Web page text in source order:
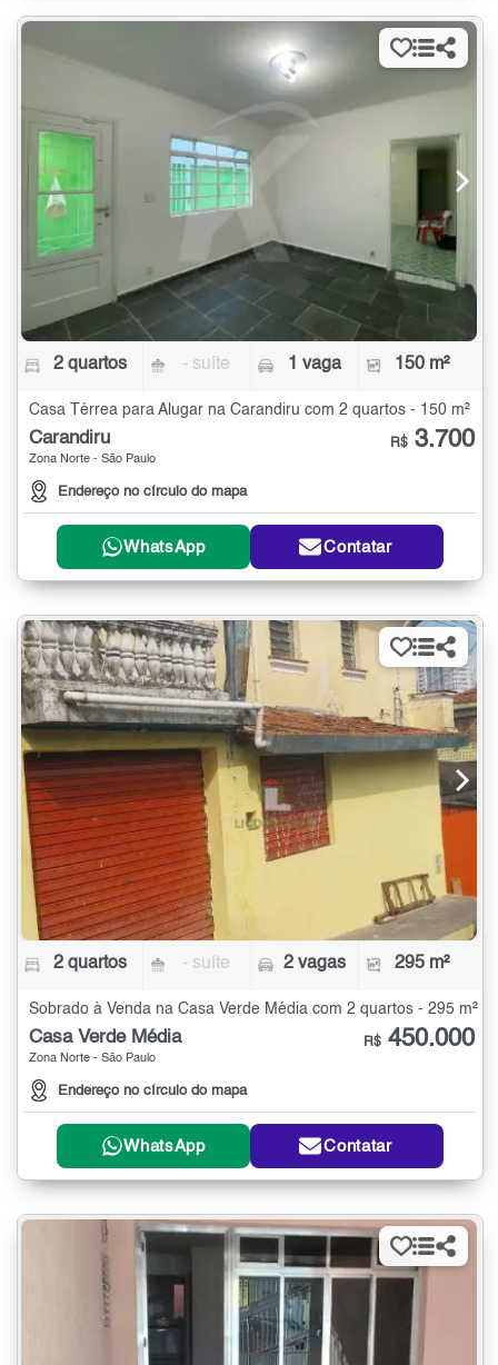
2 quartos - suíte 1 vaga 150 m²
Casa Térrea para Alugar na Carandiru com 2 quartos - 150 m²
Carandiru
Zona Norte - São Paulo
Endereço no círculo do mapa
R$ 3.700
WhatsApp Contatar
2 quartos - suíte 2 vagas 295 m²
Sobrado à Venda na Casa Verde Média com 2 quartos - 295 m²
Casa Verde Média
Zona Norte - São Paulo
Endereço no círculo do mapa
R$ 450.000
WhatsApp Contatar